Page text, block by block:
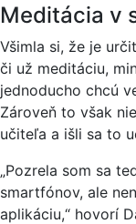
Meditácia v
Všimla si, že je
či už meditáciu,
jednoducho chcú
Zároveň to však
učiteľa a išli sa to
„Pozrela som sa
smartfónov, ale
aplikáciu,“ hovorí